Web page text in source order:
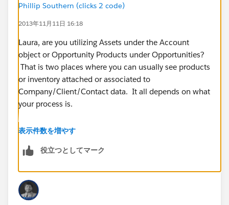
Phillip Southern (clicks 2 code)
2013年11月11日 16:18
Laura, are you utilizing Assets under the Account
object or Opportunity Products under Opportunities?
That is two places where you can usually see products
or inventory attached or associated to
Company/Client/Contact data. It all depends on what
your process is.
Does any of that sound familiar?
表示件数を増やす
役立つとしてマーク